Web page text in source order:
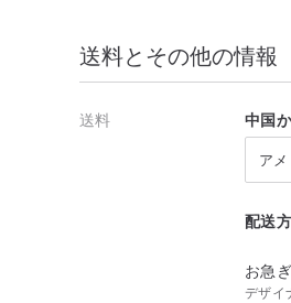
送料とその他の情報
送料 中国
ア
配送
お急
デザイ